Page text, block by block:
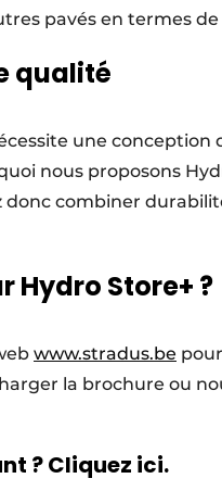
pavés en termes
qualité
une
nous proposons
donc combiner
Hydro Store+ ?
www.stradus.be
la brochure ou
? Cliquez ici.